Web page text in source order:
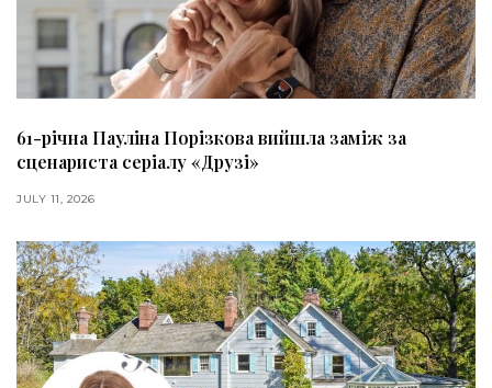
61-річна Пауліна Порізкова вийшла заміж за
сценариста серіалу «Друзі»
JULY 11, 2026